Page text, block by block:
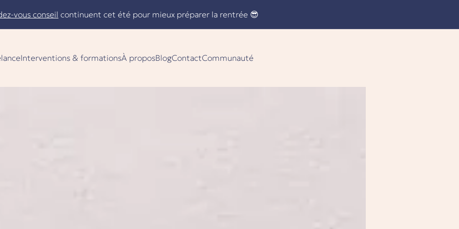
vous conseil continuent cet été pour mieux préparer la rentrée 😎
Interventions & formationsÀ proposBlogContactCommunauté